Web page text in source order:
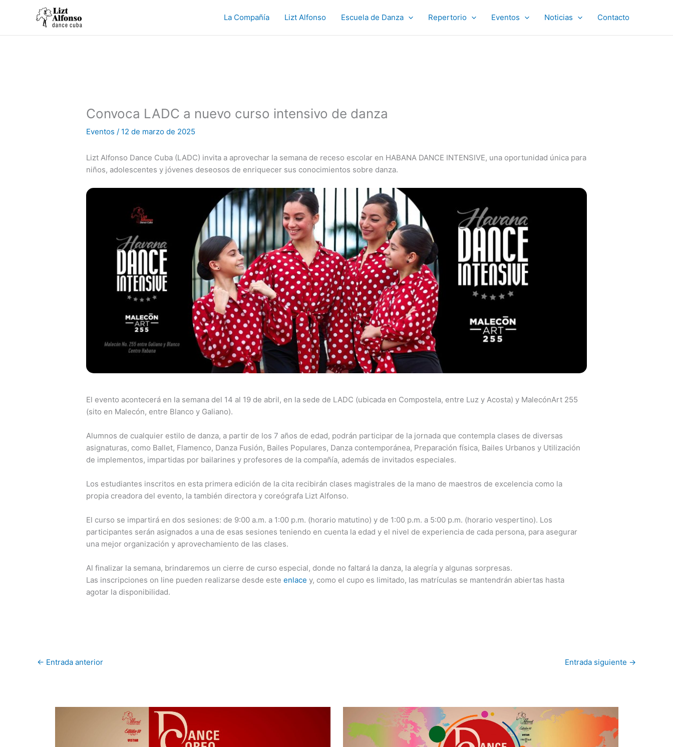
La Compañía Lizt Alfonso Escuela de Danza Repertorio Eventos Noticias Contacto
Convoca LADC a nuevo curso intensivo de danza
Eventos / 12 de marzo de 2025
Lizt Alfonso Dance Cuba (LADC) invita a aprovechar la semana de receso escolar en HABANA DANCE INTENSIVE, una oportunidad única para
niños, adolescentes y jóvenes deseosos de enriquecer sus conocimientos sobre danza.
El evento acontecerá en la semana del 14 al 19 de abril, en la sede de LADC (ubicada en Compostela, entre Luz y Acosta) y MalecónArt 255
(sito en Malecón, entre Blanco y Galiano).
Alumnos de cualquier estilo de danza, a partir de los 7 años de edad, podrán participar de la jornada que contempla clases de diversas
asignaturas, como Ballet, Flamenco, Danza Fusión, Bailes Populares, Danza contemporánea, Preparación física, Bailes Urbanos y Utilización
de implementos, impartidas por bailarines y profesores de la compañía, además de invitados especiales.
Los estudiantes inscritos en esta primera edición de la cita recibirán clases magistrales de la mano de maestros de excelencia como la
propia creadora del evento, la también directora y coreógrafa Lizt Alfonso.
El curso se impartirá en dos sesiones: de 9:00 a.m. a 1:00 p.m. (horario matutino) y de 1:00 p.m. a 5:00 p.m. (horario vespertino). Los
participantes serán asignados a una de esas sesiones teniendo en cuenta la edad y el nivel de experiencia de cada persona, para asegurar
una mejor organización y aprovechamiento de las clases.
Al finalizar la semana, brindaremos un cierre de curso especial, donde no faltará la danza, la alegría y algunas sorpresas.
Las inscripciones on line pueden realizarse desde esteenlace y, como el cupo es limitado, las matrículas se mantendrán abiertas hasta
agotar la disponibilidad.
← Entrada anterior Entrada siguiente →